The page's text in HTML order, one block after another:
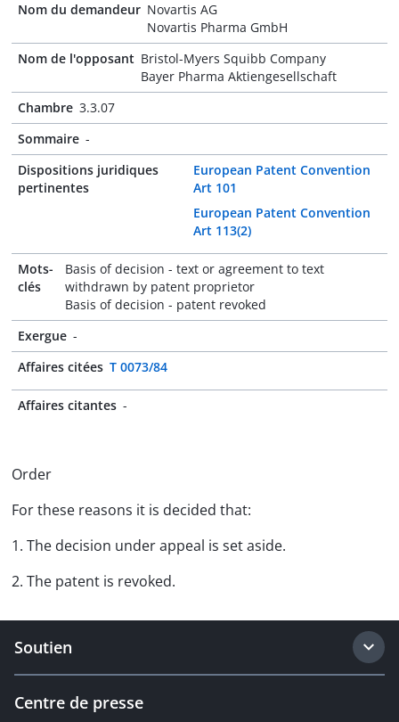
Nom du demandeur Novartis AG
Novartis Pharma GmbH
Nom de l'opposant Bristol-Myers Squibb Company
Bayer Pharma Aktiengesellschaft
Chambre 3.3.07
Sommaire -
Dispositions juridiques
pertinentes
European Patent Convention
Art 101
European Patent Convention
Art 113(2)
Mots-
clés
Basis of decision - text or agreement to text
withdrawn by patent proprietor
Basis of decision - patent revoked
Exergue -
Affaires citées T 0073/84
Affaires citantes -
Order
For these reasons it is decided that:
1. The decision under appeal is set aside.
2. The patent is revoked.
Soutien
Centre de presse